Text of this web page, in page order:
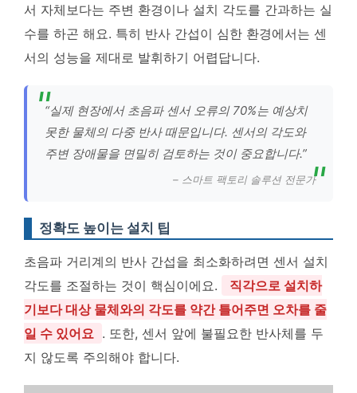
서 자체보다는 주변 환경이나 설치 각도를 간과하는 실
수를 하곤 해요. 특히 반사 간섭이 심한 환경에서는 센
서의 성능을 제대로 발휘하기 어렵답니다.
“실제 현장에서 초음파 센서 오류의 70%는 예상치
못한 물체의 다중 반사 때문입니다. 센서의 각도와
주변 장애물을 면밀히 검토하는 것이 중요합니다.”
– 스마트 팩토리 솔루션 전문가
정확도 높이는 설치 팁
초음파 거리계의 반사 간섭을 최소화하려면 센서 설치
각도를 조절하는 것이 핵심이에요.
직각으로 설치하
기보다 대상 물체와의 각도를 약간 틀어주면 오차를 줄
일 수 있어요
. 또한, 센서 앞에 불필요한 반사체를 두
지 않도록 주의해야 합니다.